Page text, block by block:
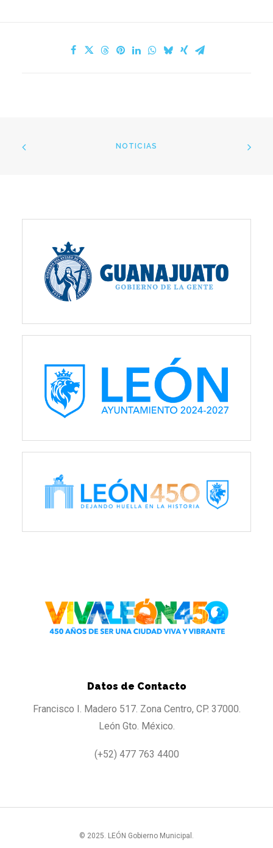
NOTICIAS
Datos de Contacto
Francisco I. Madero 517. Zona Centro, CP. 37000.
León Gto. México.
(+52) 477 763 4400
© 2025. LEÓN Gobierno Municipal.